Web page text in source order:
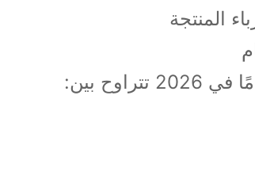
المنتجة
بين: